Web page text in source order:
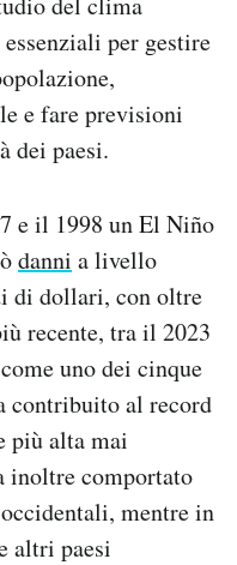
per gestire
e fare previsioni
dei paesi.
e il 1998 un El Niño
danni a livello
di dollari, con oltre
recente, tra il 2023
uno dei cinque
contribuito al record
più alta mai
inoltre comportato
mentre in
altri paesi